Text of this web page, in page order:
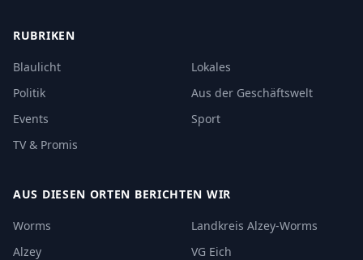
RUBRIKEN
Blaulicht
Lokales
Politik
Aus der Geschäftswelt
Events
Sport
TV & Promis
AUS DIESEN ORTEN BERICHTEN WIR
Worms
Landkreis Alzey-Worms
Alzey
VG Eich